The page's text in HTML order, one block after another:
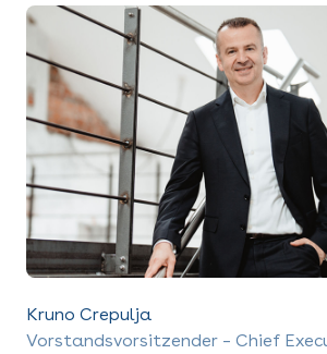
Kruno Crepulja
Vorstandsvorsitzender – Chief